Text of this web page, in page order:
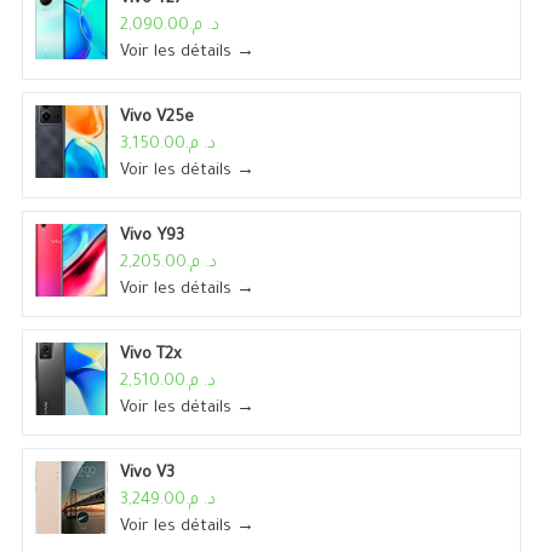
د. م.2,090.00
Voir les détails →
Vivo V25e
د. م.3,150.00
Voir les détails →
Vivo Y93
د. م.2,205.00
Voir les détails →
Vivo T2x
د. م.2,510.00
Voir les détails →
Vivo V3
د. م.3,249.00
Voir les détails →